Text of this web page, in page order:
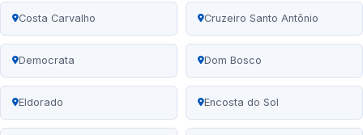
Costa Carvalho Cruzeiro Santo Antônio
Democrata Dom Bosco
Eldorado Encosta do Sol